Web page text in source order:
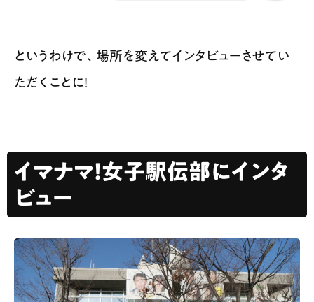
というわけで、場所を変えてインタビューさせてい
ただくことに！
イマナマ！女子駅伝部にインタ
ビュー